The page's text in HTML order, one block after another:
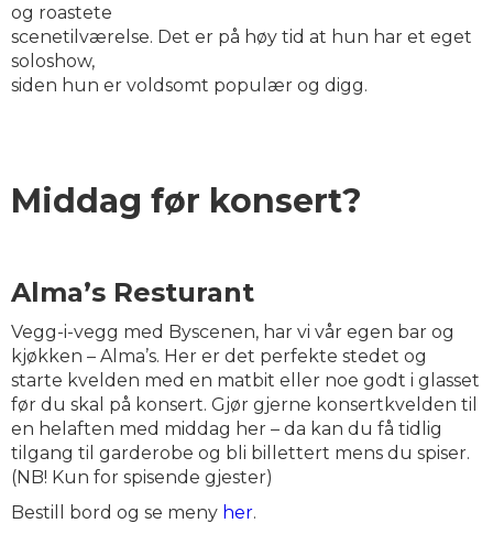
og roastete
scenetilværelse. Det er på høy tid at hun har et eget
soloshow,
siden hun er voldsomt populær og digg.
Middag før konsert?
Alma’s Resturant
Vegg-i-vegg med Byscenen, har vi vår egen bar og
kjøkken – Alma’s. Her er det perfekte stedet og
starte kvelden med en matbit eller noe godt i glasset
før du skal på konsert. Gjør gjerne konsertkvelden til
en helaften med middag her – da kan du få tidlig
tilgang til garderobe og bli billettert mens du spiser.
(NB! Kun for spisende gjester)
Bestill bord og se meny her.